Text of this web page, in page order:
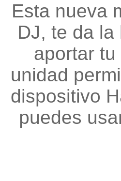
Esta nueva
DJ, te da
aportar
unidad
dispositivo
puedes